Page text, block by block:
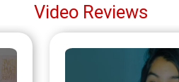
Video Reviews